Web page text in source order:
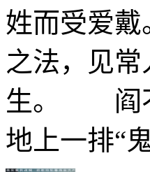
姓而受爱
之法，见
生。 阎不
地上一排“